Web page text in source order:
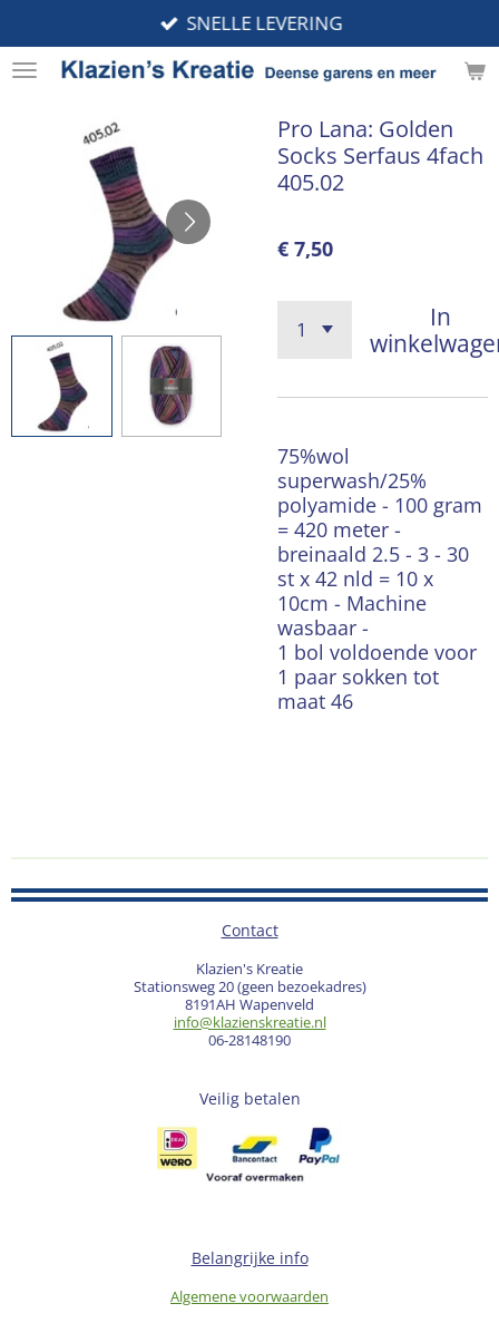
direct
naar
hoofdinhoud
SNELLE LEVERING
Pro Lana: Golden
Socks Serfaus 4fach
405.02
€ 7,50
In
75%wol
superwash/25%
polyamide - 100 gram
= 420 meter -
breinaald 2.5 - 3 - 30
st x 42 nld = 10 x
10cm - Machine
wasbaar -
1 bol voldoende voor
1 paar sokken tot
maat 46
Contact
Klazien's Kreatie
Stationsweg 20 (geen bezoekadres)
8191AH Wapenveld
info@klazienskreatie.nl
06-28148190
Veilig betalen
Belangrijke info
Algemene voorwaarden